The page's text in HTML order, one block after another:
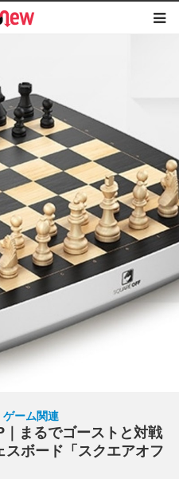
ゲーム関連
まるでゴーストと対戦
スボード「スクエアオフ